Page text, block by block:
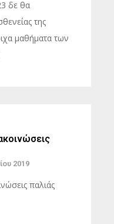
δε θα
της
μαθήματα των
2019
παλιάς